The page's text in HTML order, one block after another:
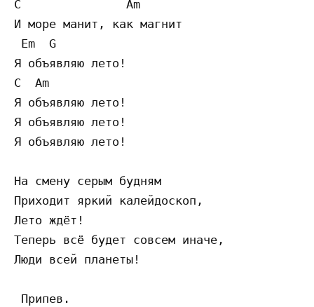
C               Am
И море манит, как магнит
Em  G
Я объявляю лето!
C  Am
Я объявляю лето!
Я объявляю лето!
Я объявляю лето!
На смену серым будням
Приходит яркий калейдоскоп,
Лето ждёт!
Теперь всё будет совсем иначе,
Люди всей планеты!
Припев.